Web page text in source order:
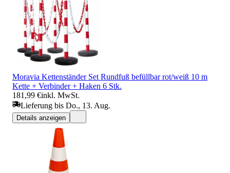
Moravia Kettenständer Set Rundfuß befüllbar rot/weiß 10 m
Kette + Verbinder + Haken 6 Stk.
181,99 €inkl. MwSt.
Lieferung bis Do., 13. Aug.
Details anzeigen